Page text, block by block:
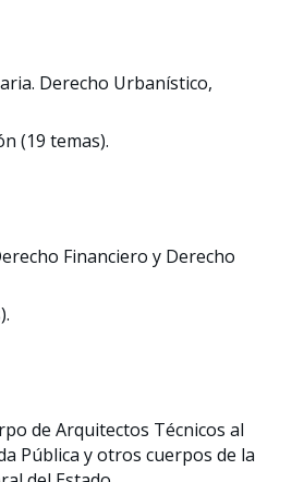
Derecho Urbanístico,
(19 temas).
Financiero y Derecho
de Arquitectos Técnicos al
Pública y otros cuerpos de la